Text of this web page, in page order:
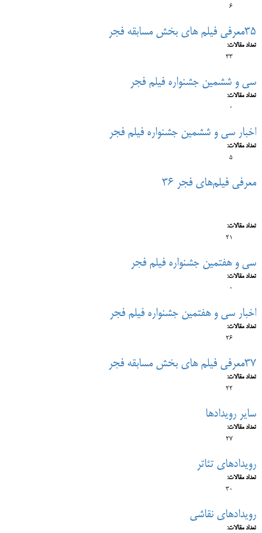
6
35معرفی فیلم های بخش مسابقه فجر
تعداد مقالات:
33
سی و ششمین جشنواره فیلم فجر
تعداد مقالات:
0
اخبار سی و ششمین جشنواره فیلم فجر
تعداد مقالات:
5
معرفی فیلم‌های فجر 36
تعداد مقالات:
21
سی و هفتمین جشنواره فیلم فجر
تعداد مقالات:
0
اخبار سی و هفتمین جشنواره فیلم فجر
تعداد مقالات:
26
37معرفی فیلم های بخش مسابقه فجر
تعداد مقالات:
22
سایر رویدادها
تعداد مقالات:
27
رویدادهای تئاتر
تعداد مقالات:
30
رویدادهای نقاشی
تعداد مقالات: